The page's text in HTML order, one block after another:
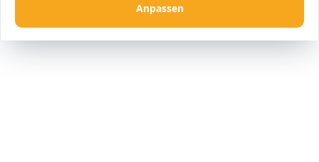
Anpassen